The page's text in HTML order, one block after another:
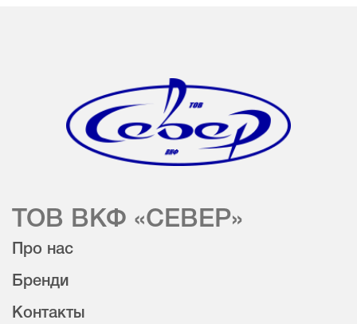
ТОВ ВКФ «СЕВЕР»
Про нас
Бренди
Контакты